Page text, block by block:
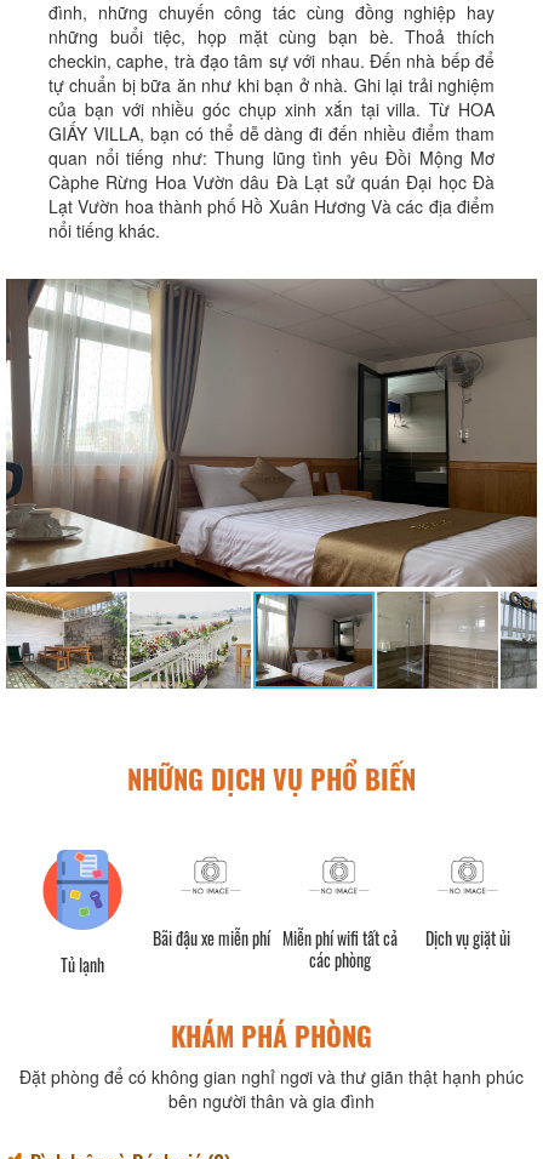
đình, những chuyến công tác cùng đồng nghiệp hay
những buổi tiệc, họp mặt cùng bạn bè. Thoả thích
checkin, caphe, trà đạo tâm sự với nhau. Đến nhà bếp để
tự chuẩn bị bữa ăn như khi bạn ở nhà. Ghi lại trải nghiệm
của bạn với nhiều góc chụp xinh xắn tại villa. Từ HOA
GIẤY VILLA, bạn có thể dễ dàng đi đến nhiều điểm tham
quan nổi tiếng như: Thung lũng tình yêu Đồi Mộng Mơ
Càphe Rừng Hoa Vườn dâu Đà Lạt sử quán Đại học Đà
Lạt Vườn hoa thành phố Hồ Xuân Hương Và các địa điểm
nổi tiếng khác.
NHỮNG DỊCH VỤ PHỔ BIẾN
Tủ lạnh
Bãi đậu xe miễn phí Miễn phí wifi tất cả
các phòng
Dịch vụ giặt ủi
KHÁM PHÁ PHÒNG
Đặt phòng để có không gian nghỉ ngơi và thư giãn thật hạnh phúc
bên người thân và gia đình